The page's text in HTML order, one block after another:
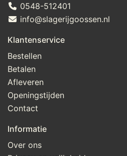
0548-512401
info@slagerijgoossen.nl
Klantenservice
Bestellen
Betalen
Afleveren
Openingstijden
Contact
Informatie
Over ons